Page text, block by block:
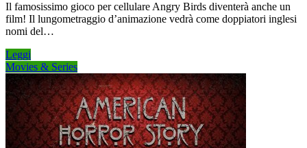
Il famosissimo gioco per cellulare Angry Birds diventerà anche un
film! Il lungometraggio d’animazione vedrà come doppiatori inglesi
nomi del…
Leggi
Movies & Series